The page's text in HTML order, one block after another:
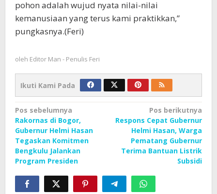
pohon adalah wujud nyata nilai-nilai
kemanusiaan yang terus kami praktikkan,”
pungkasnya.(Feri)
oleh Editor Man - Penulis Feri
Ikuti Kami Pada
Navigasi
pos
Pos sebelumnya
Rakornas di Bogor,
Gubernur Helmi Hasan
Tegaskan Komitmen
Bengkulu Jalankan
Program Presiden
Pos berikutnya
Respons Cepat Gubernur
Helmi Hasan, Warga
Pematang Gubernur
Terima Bantuan Listrik
Subsidi